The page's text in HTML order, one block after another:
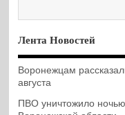
Лента Новостей
Воронежцам
августа
ПВО уничтожило ночью